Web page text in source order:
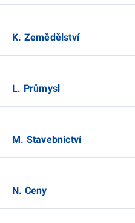
K. Zemědělství
L. Průmysl
M. Stavebnictví
N. Ceny